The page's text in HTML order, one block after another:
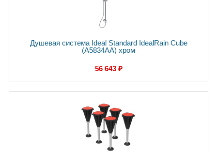
Душевая система Ideal Standard IdealRain Cube
(A5834AA) хром
56 643 ₽